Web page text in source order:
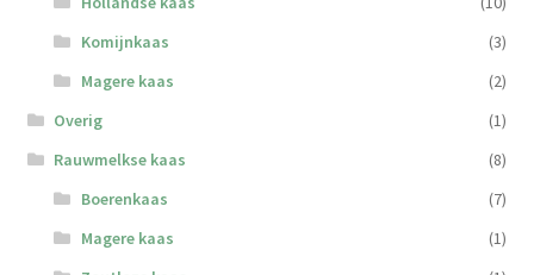
Komijnkaas
(3)
Magere kaas
(2)
Overig
(1)
Rauwmelkse kaas
(8)
Boerenkaas
(7)
Magere kaas
(1)